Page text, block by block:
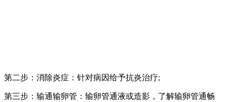
第二步：消除炎症：针对病因给予抗炎治疗;
第三步：输通输卵管：输卵管通液或造影，了解输卵管通畅